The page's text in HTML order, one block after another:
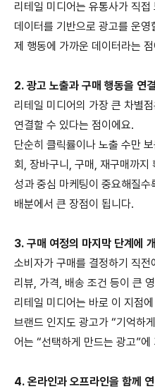
리테일 미디어는 유통사가 직접
데이터를 기반으로 광고를 운영
제 행동에 가까운 데이터라는
2. 광고 노출과 구매 행동을 연
리테일 미디어의 가장 큰 차별
연결할 수 있다는 점이에요.
단순히 클릭률이나 노출 수만
회
장바구니 구매 재구매까지
성과 중심 마케팅이 중요해질
배분에서 큰 장점이 됩니다.
3. 구매 여정의 마지막 단계에
소비자가 구매를 결정하기 직전
리뷰 가격 배송 조건 등이 큰
리테일 미디어는 바로 이 지점
브랜드 인지도 광고가 “기억하
어는 “선택하게 만드는 광고”에
4. 온라인과 오프라인을 함께